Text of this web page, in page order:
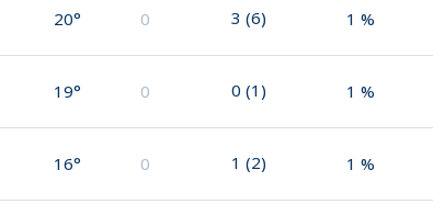
20° 0 3 (6) 1 %
19° 0 0 (1) 1 %
16° 0 1 (2) 1 %